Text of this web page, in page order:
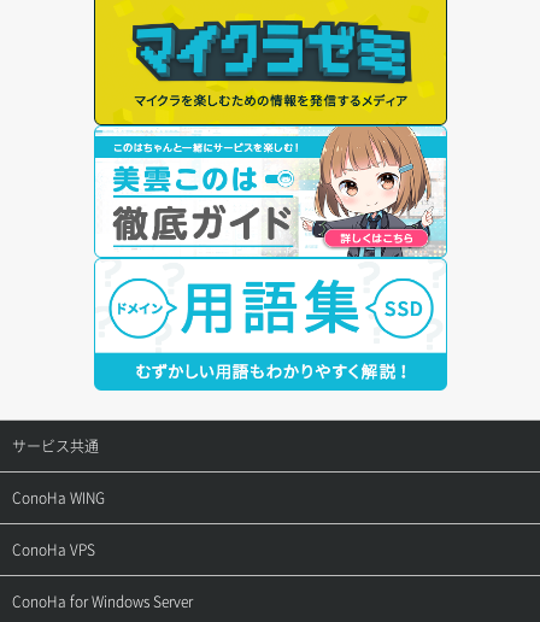
サービス共通
サポートトップ
ご契約・お支払い
ConoHa WING
サポートトップ
ご利用ガイド
ConoHa VPS
サポートトップ
ConoHa for Windows Server